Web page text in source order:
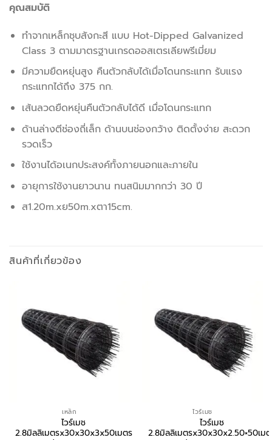
คุณสมบัติ
ทำจากเหล็กชุบสังกะสี แบบ Hot-Dipped Galvanized
Class 3 ตามมาตรฐานเกรดออสเตรเลียพรีเมี่ยม
มีความยืดหยุ่นสูง คืนตัวกลับได้เมื่อโดนกระแทก รับแรง
กระแทกได้ถึง 375 กก.
เส้นลวดยืดหยุ่นคืนตัวกลับได้ดี เมื่อโดนกระแทก
ด้านล่างตีช่องถี่เล็ก ด้านบนช่องกว้าง ติดตั้งง่าย สะดวก
รวดเร็ว
ใช้งานได้อเนกประสงค์ทั้งภายนอกและภายใน
อายุการใช้งานยาวนาน ทนสนิมมากกว่า 30 ปี
ส1.20m.xย50m.xตา15cm.
สินค้าที่เกี่ยวข้อง
เหล็ก
ไวร์เมช
2.8มิลลิเมตรx30x30x3x50เมตร
ไวร์เมช
ไวร์เมช
2.8มิลลิเมตรx30x30x2.50×50เม